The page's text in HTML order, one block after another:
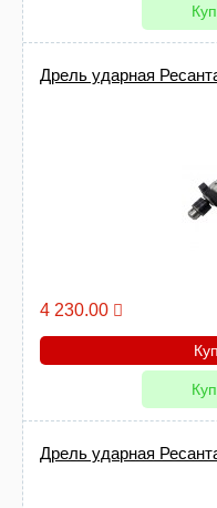
Дрель ударная
4 230.00
Дрель ударная